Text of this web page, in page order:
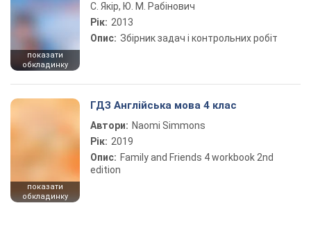
показати
обкладинку
С. Якір, Ю. М. Рабінович
Рік: 2013
Опис: Збірник задач і контрольних робіт
показати
обкладинку
ГДЗ Англійська мова 4 клас
Автори: Naomi Simmons
Рік: 2019
Опис: Family and Friends 4 workbook 2nd
edition